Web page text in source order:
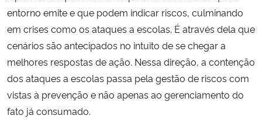
Ministério do Turismo
Ministério do Desenvolvimento Regional
Controladoria-Geral da União
Ministério da Mulher, da Família e dos Direitos Humanos
entorno emite e que podem indicar riscos, culminando
em crises como os ataques a escolas. É através dela que
cenários são antecipados no intuito de se chegar a
melhores respostas de ação. Nessa direção, a contenção
dos ataques a escolas passa pela gestão de riscos com
vistas à prevenção e não apenas ao gerenciamento do
fato já consumado.